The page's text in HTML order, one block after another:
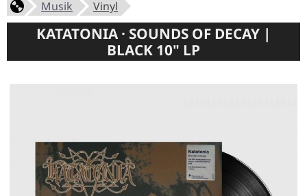
Musik Vinyl
KATATONIA · SOUNDS OF DECAY |
BLACK 10" LP